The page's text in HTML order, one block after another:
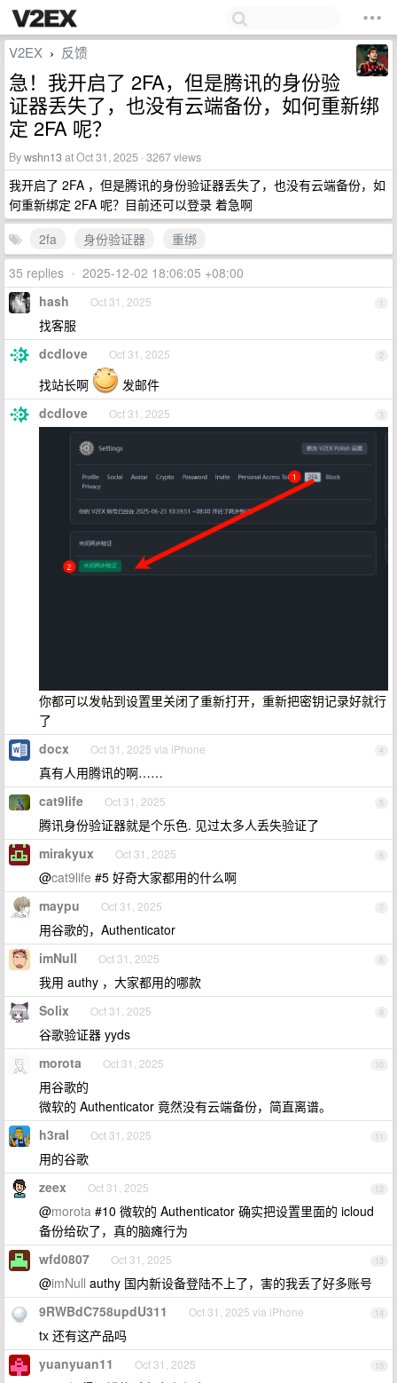
V2EX › 反馈
急！我开启了 2FA，但是腾讯的身份验
证器丢失了，也没有云端备份，如何重新绑
定 2FA 呢？
Bywshn13at Oct 31, 2025 · 3267 views
我开启了 2FA ，但是腾讯的身份验证器丢失了，也没有云端备份，如
何重新绑定 2FA 呢？目前还可以登录 着急啊
2fa
身份验证器
重绑
35 replies • 2025-12-02 18:06:05 +08:00
1
hash Oct 31, 2025
找客服
2
dcdlove Oct 31, 2025
找站长啊 发邮件
3
dcdlove Oct 31, 2025
你都可以发帖到设置里关闭了重新打开，重新把密钥记录好就行
了
4
docx Oct 31, 2025 via iPhone
真有人用腾讯的啊……
5
cat9life Oct 31, 2025
腾讯身份验证器就是个乐色. 见过太多人丢失验证了
6
mirakyux Oct 31, 2025
@cat9life #5 好奇大家都用的什么啊
7
maypu Oct 31, 2025
用谷歌的，Authenticator
8
imNull Oct 31, 2025
我用 authy ，大家都用的哪款
9
Solix Oct 31, 2025
谷歌验证器 yyds
10
morota Oct 31, 2025
用谷歌的
微软的 Authenticator 竟然没有云端备份，简直离谱。
11
h3ral Oct 31, 2025
用的谷歌
12
zeex Oct 31, 2025
@morota #10 微软的 Authenticator 确实把设置里面的 icloud
备份给砍了，真的脑瘫行为
13
wfd0807 Oct 31, 2025
@imNull authy 国内新设备登陆不上了，害的我丢了好多账号
14
9RWBdC758updU311 Oct 31, 2025 via iPhone
tx 还有这产品吗
15
yuanyuan11 Oct 31, 2025